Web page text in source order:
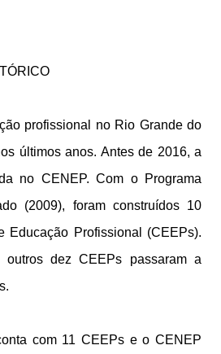
profissional no Rio Grande do
últimos anos. Antes de 2016, a
no CENEP. Com o Programa
(2009), foram construídos 10
Educação Profissional (CEEPs).
dez CEEPs passaram a
com 11 CEEPs e o CENEP